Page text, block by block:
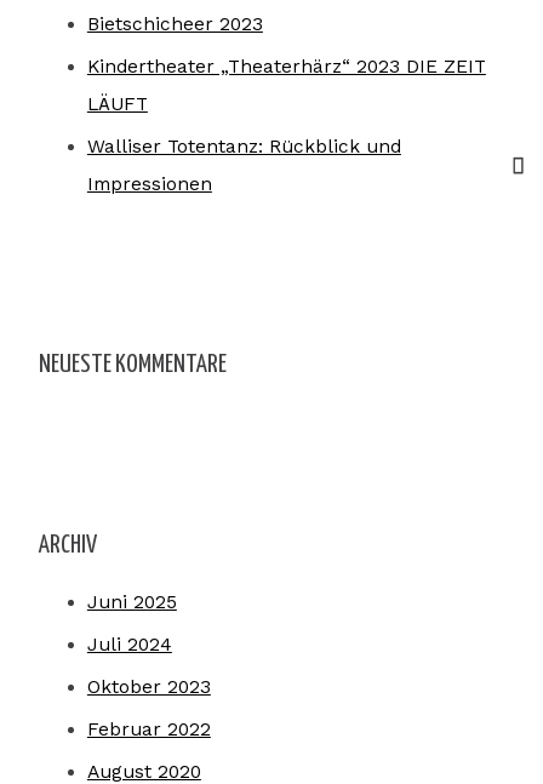
Bietschicheer 2023
Kindertheater „Theaterhärz“ 2023 DIE ZEIT
LÄUFT
Walliser Totentanz: Rückblick und
Impressionen
NEUESTE KOMMENTARE
ARCHIV
Juni 2025
Juli 2024
Oktober 2023
Februar 2022
August 2020